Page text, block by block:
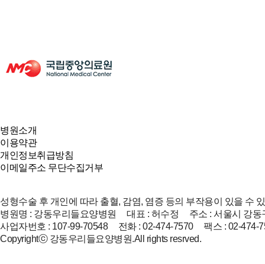
병원소개
이용약관
개인정보취급방침
이메일주소 무단수집거부
성형수술 후 개인에 따라 출혈, 감염, 염증 등의 부작용이 있을 수
병원명 : 강동우리들요양병원 대표 : 허수정 주소 : 서울시 강동
사업자번호 : 107-99-70548 전화 : 02-474-7570 팩스 : 02-474-
Copyrightⓒ 강동우리들요양병원.All rights resrved.